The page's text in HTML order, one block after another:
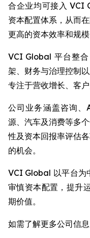
合企业均可接入 VCI
资本配置体系，从而
更高的资本效率和规模
VCI Global 平台整
架、财务与治理控制
专注于营收增长、客
公司业务涵盖咨询
源、汽车及消费等多
性及资本回报率评估
的机会。
VCI Global 以平台为
审慎资本配置，提升
期价值。
如需了解更多公司信